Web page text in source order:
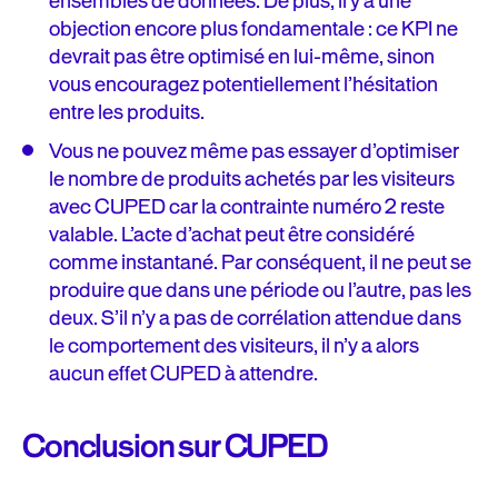
objection encore plus fondamentale : ce KPI ne
devrait pas être optimisé en lui-même, sinon
vous encouragez potentiellement l’hésitation
entre les produits.
Vous ne pouvez même pas essayer d’optimiser
le nombre de produits achetés par les visiteurs
avec CUPED car la contrainte numéro 2 reste
valable. L’acte d’achat peut être considéré
comme instantané. Par conséquent, il ne peut se
produire que dans une période ou l’autre, pas les
deux. S’il n’y a pas de corrélation attendue dans
le comportement des visiteurs, il n’y a alors
aucun effet CUPED à attendre.
Conclusion sur CUPED